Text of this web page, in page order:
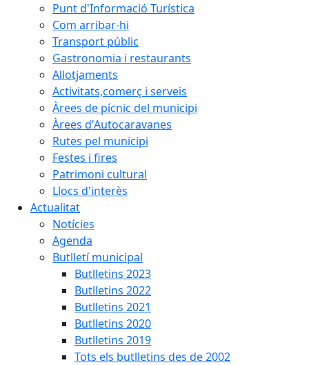
Punt d'Informació Turística
Com arribar-hi
Transport públic
Gastronomia i restaurants
Allotjaments
Activitats,comerç i serveis
Àrees de pícnic del municipi
Àrees d'Autocaravanes
Rutes pel municipi
Festes i fires
Patrimoni cultural
Llocs d'interès
Actualitat
Notícies
Agenda
Butlletí municipal
Butlletins 2023
Butlletins 2022
Butlletins 2021
Butlletins 2020
Butlletins 2019
Tots els butlletins des de 2002